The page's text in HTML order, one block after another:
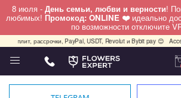
8 июля - День семьи, любви и верности!
любимых! Промокод: ONLINE ❤️ идеально
по возможности отключите
рассрочки, PayPal, USDT, Revolut и Bybit pay 😊
Телефон
+7 (495) 982-55-05